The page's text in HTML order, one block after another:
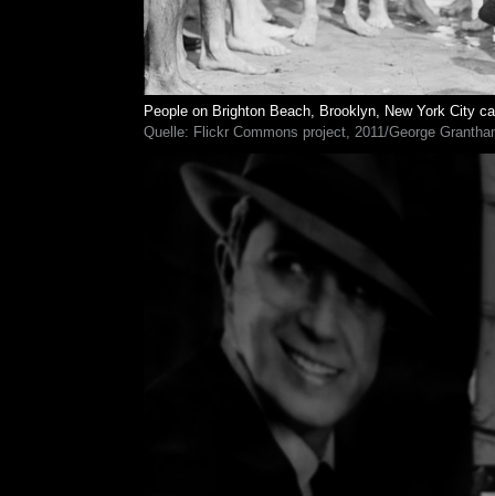
People on Brighton Beach, Brooklyn, New York City
Quelle: Flickr Commons project, 2011/George